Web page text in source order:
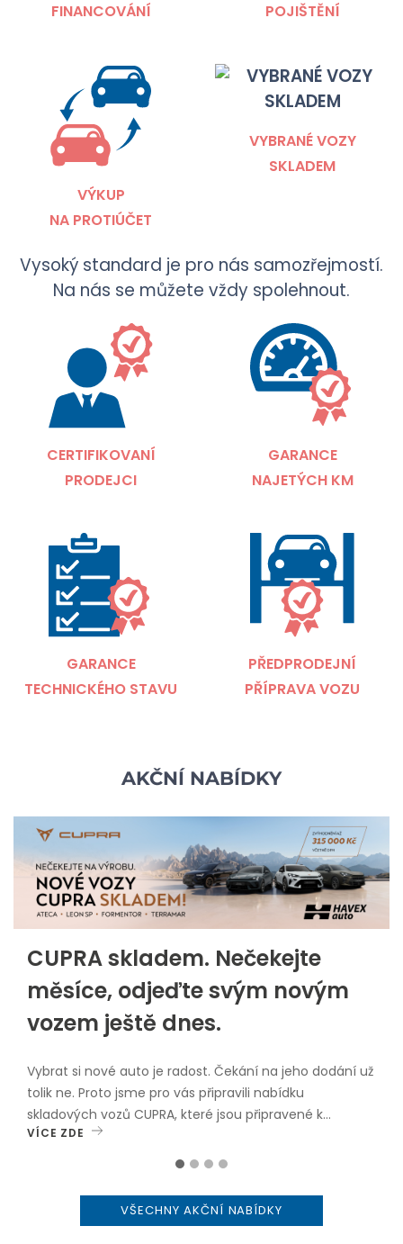
FINANCOVÁNÍ
POJIŠTĚNÍ
VÝKUP
NA PROTIÚČET
VYBRANÉ VOZY
SKLADEM
Vysoký standard je pro nás samozřejmostí.
Na nás se můžete vždy spolehnout.
CERTIFIKOVANÍ
PRODEJCI
GARANCE
NAJETÝCH KM
GARANCE
TECHNICKÉHO STAVU
PŘEDPRODEJNÍ
PŘÍPRAVA VOZU
AKČNÍ NABÍDKY
CUPRA skladem. Nečekejte
měsíce, odjeďte svým novým
vozem ještě dnes.
Vybrat si nové auto je radost. Čekání na jeho dodání už
tolik ne. Proto jsme pro vás připravili nabídku
skladových vozů CUPRA, které jsou připravené k
okamžitému odběru.V nabídce najdete oblíbené
nyní navíc pořídíte se zvýhodněním až 315 000 Kč
včetně DPH.Proč zvolit vůz skladem? okamžitý odběr
VÍCE ZDE
VŠECHNY AKČNÍ NABÍDKY